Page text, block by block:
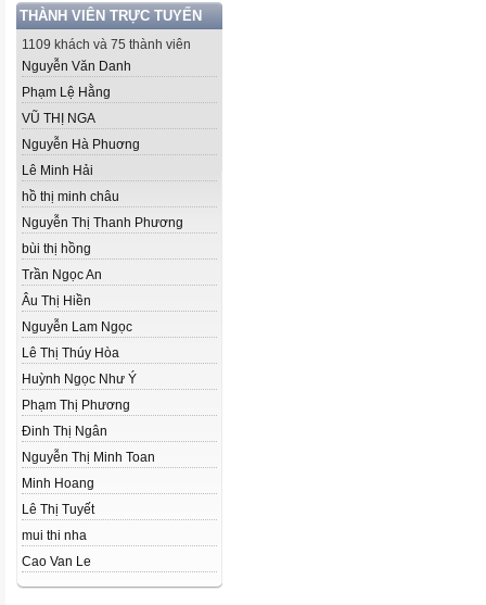
THÀNH VIÊN TRỰC TUYẾN
1109 khách và 75 thành viên
Nguyễn Văn Danh
Phạm Lệ Hằng
VŨ THỊ NGA
Nguyễn Hà Phuơng
Lê Minh Hải
hồ thị minh châu
Nguyễn Thị Thanh Phương
bùi thị hồng
Trần Ngọc An
Âu Thị Hiền
Nguyễn Lam Ngọc
Lê Thị Thúy Hòa
Huỳnh Ngọc Như Ý
Phạm Thị Phương
Đinh Thị Ngân
Nguyễn Thị Minh Toan
Minh Hoang
Lê Thị Tuyết
mui thi nha
Cao Van Le